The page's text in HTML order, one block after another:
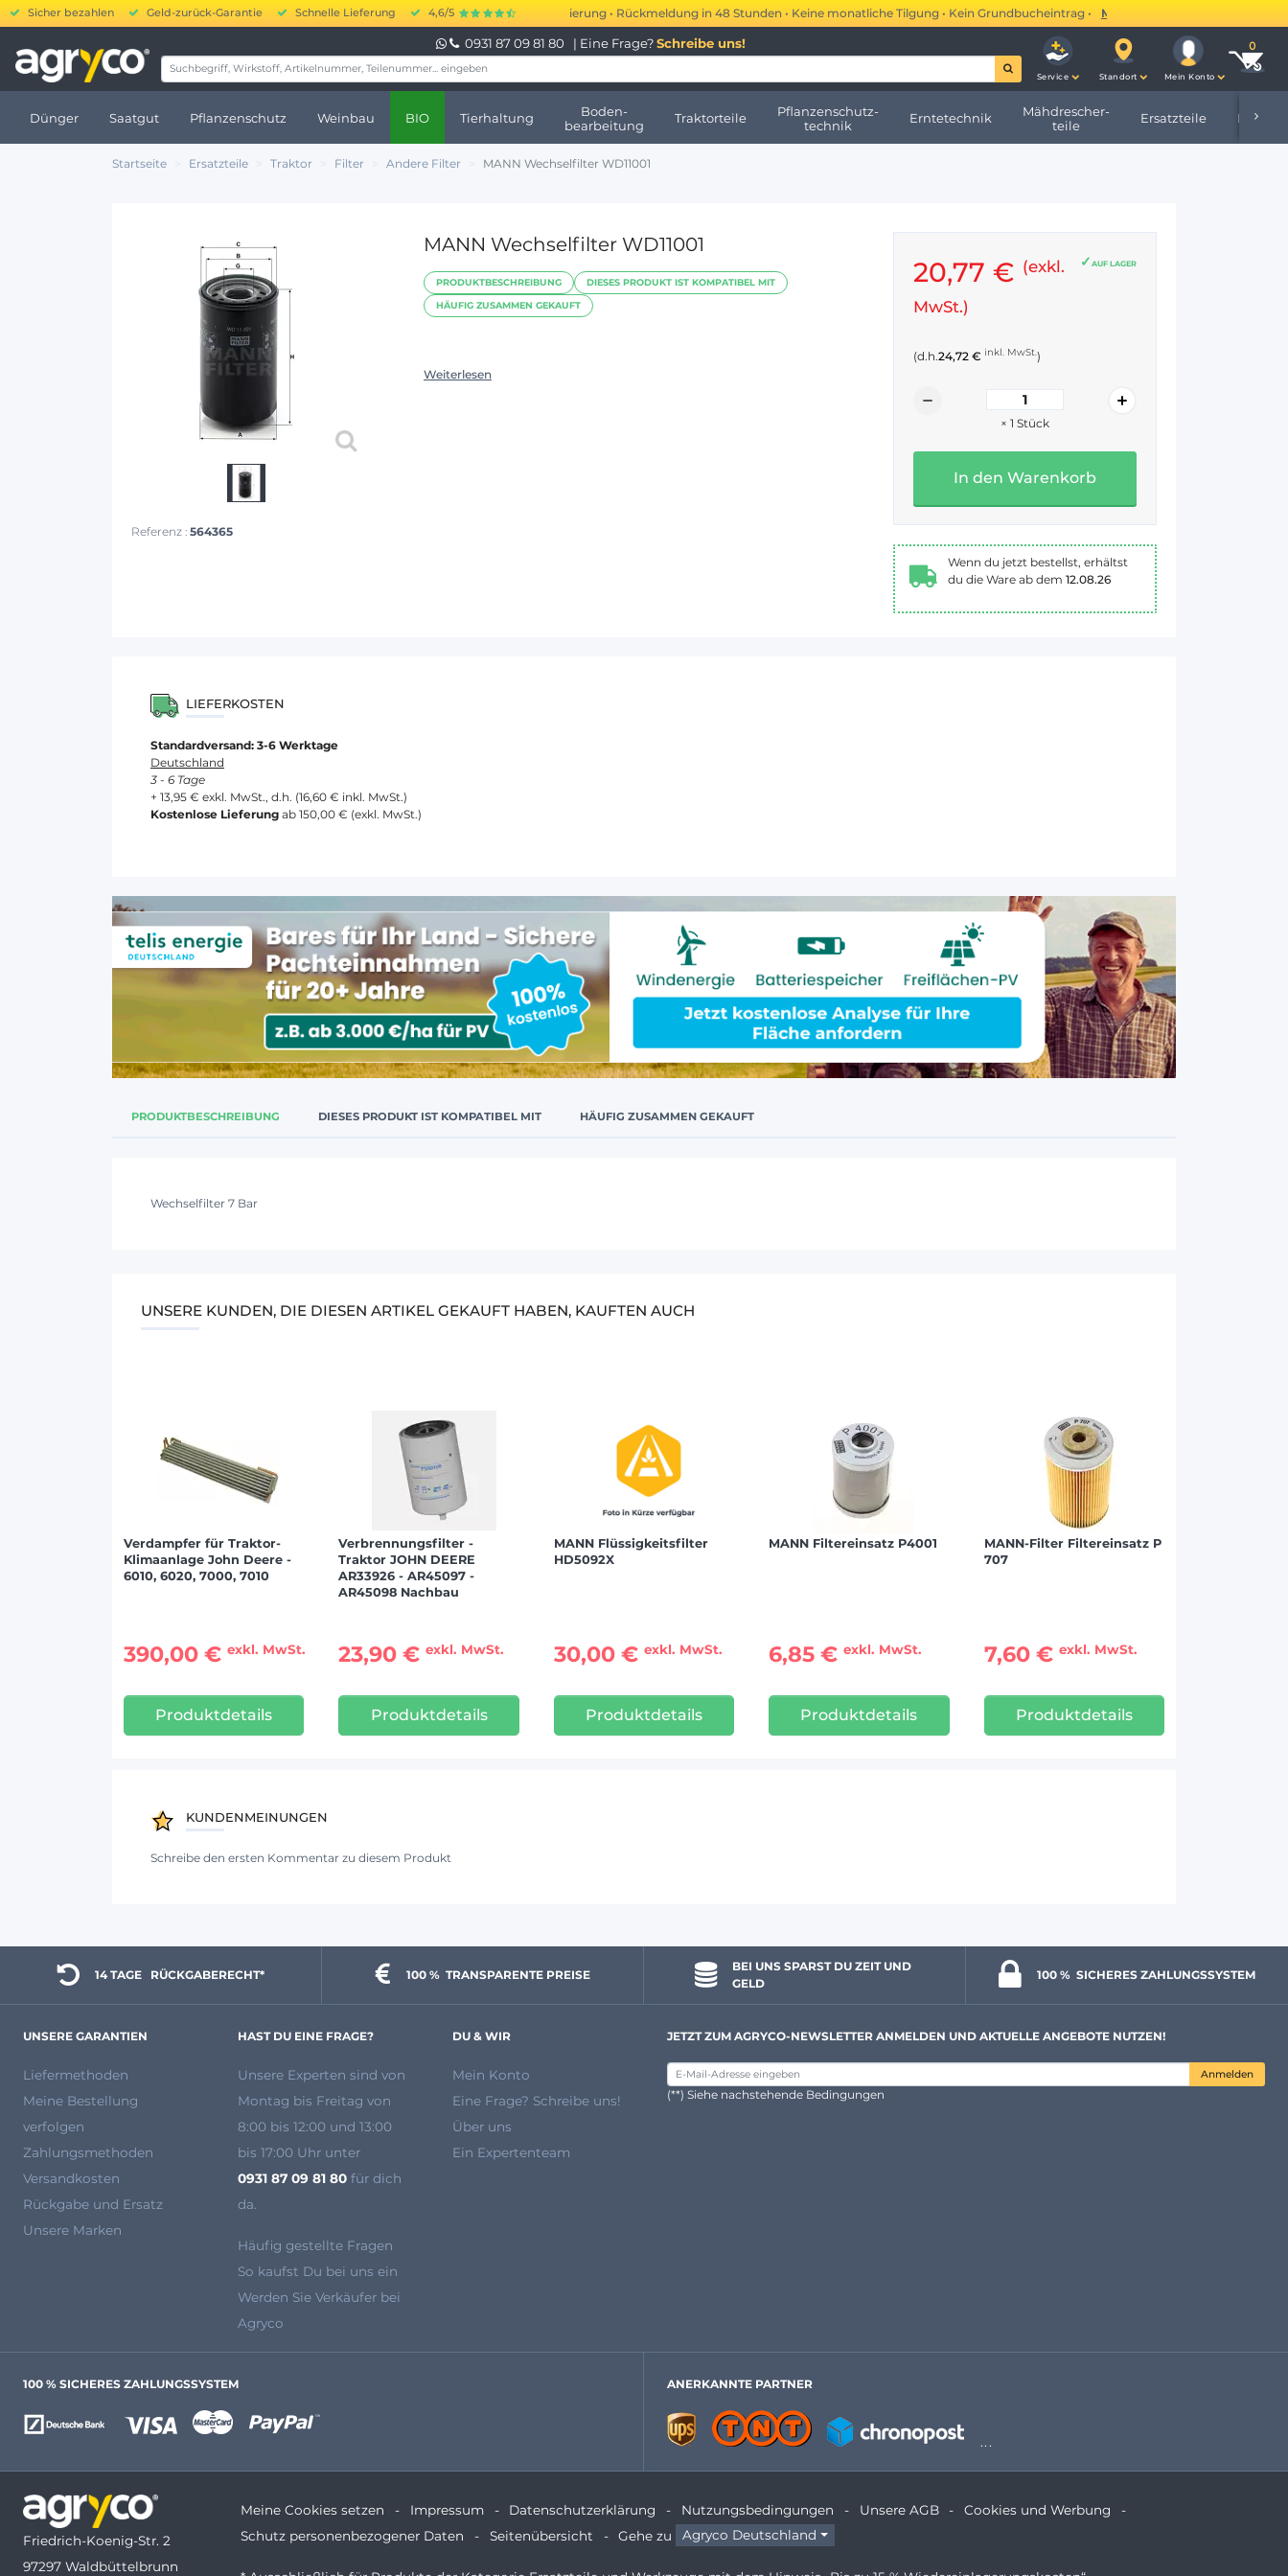
Sicher bezahlen Geld-zurück-Garantie Schnelle Lieferung 4,6/5
20.000 bis 250.000 € kurzfristige Finanzierung • Rückmeldung in 48 Stunden • Keine monatliche Tilgung • Kein Grundbucheintrag • Mehr erfahren →
0931 87 09 81 80 | Eine Frage? Schreibe uns!
Service Standort Mein Konto
Dünger Saatgut Pflanzenschutz Weinbau BIO Tierhaltung
Boden-
bearbeitung
Traktorteile
Pflanzenschutz-
technik
Erntetechnik
Mähdrescher-
teile
Ersatzteile
Startseite Ersatzteile Traktor Filter Andere Filter MANN Wechselfilter WD11001
Referenz : 564365
MANN Wechselfilter WD11001
PRODUKTBESCHREIBUNG DIESES PRODUKT IST KOMPATIBEL MIT
HÄUFIG ZUSAMMEN GEKAUFT
Weiterlesen
AUF LAGER
20,77 € (exkl.
MwSt.)
(d.h.24,72 € inkl. MwSt.)
× 1 Stück
In den Warenkorb
Wenn du jetzt bestellst, erhältst
du die Ware ab dem 12.08.26
LIEFERKOSTEN
Standardversand: 3-6 Werktage
Deutschland
3 - 6 Tage
+ 13,95 € exkl. MwSt., d.h. (16,60 € inkl. MwSt.)
Kostenlose Lieferung ab 150,00 € (exkl. MwSt.)
PRODUKTBESCHREIBUNG DIESES PRODUKT IST KOMPATIBEL MIT HÄUFIG ZUSAMMEN GEKAUFT
Wechselfilter 7 Bar
UNSERE KUNDEN, DIE DIESEN ARTIKEL GEKAUFT HABEN, KAUFTEN AUCH
Verdampfer für Traktor-
Klimaanlage John Deere -
6010, 6020, 7000, 7010
390,00 € exkl. MwSt.
Produktdetails
Verbrennungsfilter -
Traktor JOHN DEERE
AR33926 - AR45097 -
AR45098 Nachbau
23,90 €exkl. MwSt.
Produktdetails
MANN Flüssigkeitsfilter
HD5092X
30,00 € exkl. MwSt.
Produktdetails
MANN Filtereinsatz P4001
6,85 €exkl. MwSt.
Produktdetails
MANN-Filter Filtereinsatz P
707
7,60 € exkl. MwSt.
Produktdetails
KUNDENMEINUNGEN
Schreibe den ersten Kommentar zu diesem Produkt
14 TAGE
  RÜCKGABERECHT*
100 % TRANSPARENTE PREISE
BEI UNS SPARST DU ZEIT UND
GELD
100 % SICHERES ZAHLUNGSSYSTEM
UNSERE GARANTIEN
Liefermethoden
Meine Bestellung
verfolgen
Zahlungsmethoden
Versandkosten
Rückgabe und Ersatz
Unsere Marken
HAST DU EINE FRAGE?
Unsere Experten sind von
Montag bis Freitag von
8:00 bis 12:00 und 13:00
bis 17:00 Uhr unter
0931 87 09 81 80 für dich
da.
Häufig gestellte Fragen
So kaufst Du bei uns ein
Werden Sie Verkäufer bei
Agryco
DU & WIR
Mein Konto
Eine Frage? Schreibe uns!
Über uns
Ein Expertenteam
JETZT ZUM AGRYCO-NEWSLETTER ANMELDEN UND AKTUELLE ANGEBOTE NUTZEN!
Anmelden
(**) Siehe nachstehende Bedingungen
100 % SICHERES ZAHLUNGSSYSTEM ANERKANNTE PARTNER
Friedrich-Koenig-Str. 2
97297 Waldbüttelbrunn
Meine Cookies setzen Impressum Datenschutzerklärung Nutzungsbedingungen Unsere AGB
Cookies und Werbung
Schutz personenbezogener Daten
Seitenübersicht Gehe zu Agryco Deutschland